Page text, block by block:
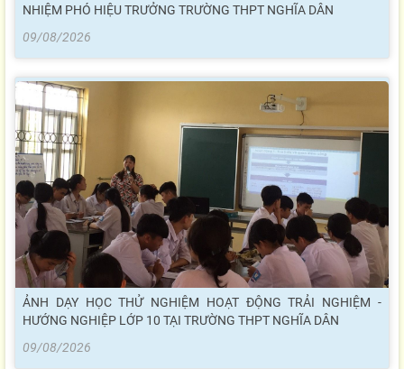
NHIỆM PHÓ HIỆU TRƯỞNG TRƯỜNG THPT NGHĨA DÂN
09/08/2026
ẢNH DẠY HỌC THỬ NGHIỆM HOẠT ĐỘNG TRẢI NGHIỆM -
HƯỚNG NGHIỆP LỚP 10 TẠI TRƯỜNG THPT NGHĨA DÂN
09/08/2026